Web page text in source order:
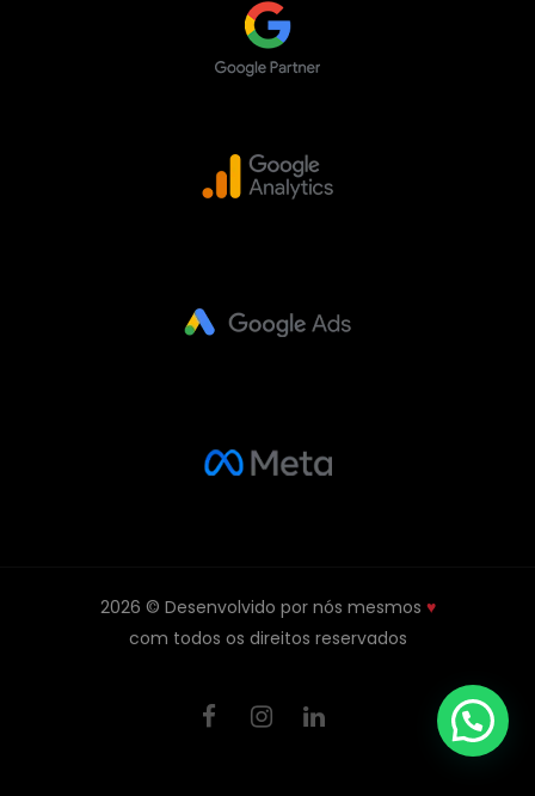
2026 © Desenvolvido por nós mesmos ♥
com todos os direitos reservados